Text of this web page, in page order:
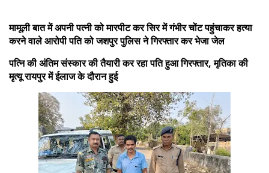
मामूली बात में अपनी पत्नी को मारपीट कर सिर में गंभीर चोंट पहुंचाकर हत्या
करने वाले आरोपी पति को जशपुर पुलिस ने गिरफ्तार कर भेजा जेल
पत्नि की अंतिम संस्कार की तैयारी कर रहा पति हुआ गिरफ्तार, मृतिका की
मृत्यू रायपुर में ईलाज के दौरान हुई